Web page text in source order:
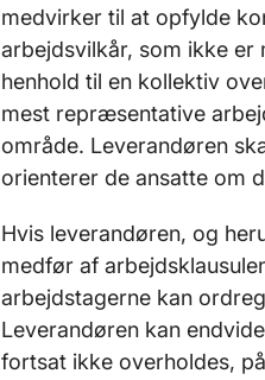
medvirker til at opfylde
arbejdsvilkår, som ikke
henhold til en kollektiv
mest repræsentative
område. Leverandøren
orienterer de ansatte om
Hvis leverandøren, og
medfør af
arbejdstagerne kan
Leverandøren kan
fortsat ikke overholdes,